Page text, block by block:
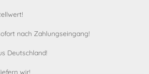
nach Zahlungseingang!
Deutschland!
wir!